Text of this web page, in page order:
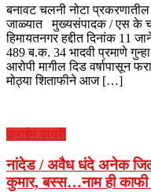
बनावट चलनी नोटा
जाळ्यात मुख्यसंपादक / एस के
हिमायतनगर हद्दीत दिनांक 11
489 ब.क. 34 भादवी प्रमाणे
आरोपी मागील दिड वर्षापासून
मोठ्या शिताफीने आज […]
क्राईम डायरी
नांदेड / अवैध धंदे अनेक
कुमार, बस्स…नाम ही